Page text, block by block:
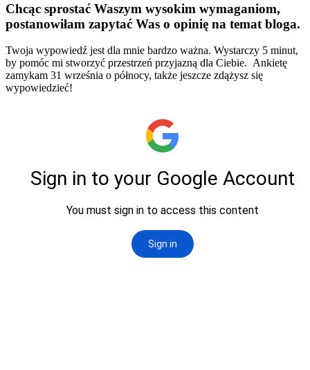
Chcąc sprostać Waszym wysokim wymaganiom,
postanowiłam zapytać Was o opinię na temat bloga.
Twoja wypowiedź jest dla mnie bardzo ważna. Wystarczy 5 minut,
by pomóc mi stworzyć przestrzeń przyjazną dla Ciebie. Ankietę
zamykam 31 września o północy, także jeszcze zdążysz się
wypowiedzieć!